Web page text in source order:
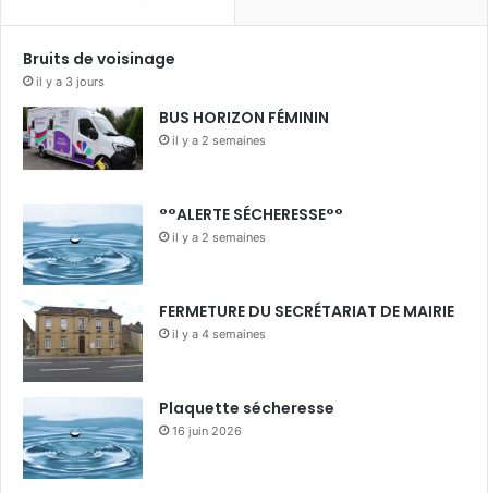
Bruits de voisinage
il y a 3 jours
BUS HORIZON FÉMININ
il y a 2 semaines
°°ALERTE SÉCHERESSE°°
il y a 2 semaines
FERMETURE DU SECRÉTARIAT DE MAIRIE
il y a 4 semaines
Plaquette sécheresse
16 juin 2026